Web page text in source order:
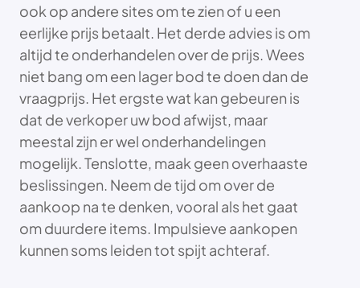
ook op andere sites om te zien of u een
eerlijke prijs betaalt. Het derde advies is om
altijd te onderhandelen over de prijs. Wees
niet bang om een lager bod te doen dan de
vraagprijs. Het ergste wat kan gebeuren is
dat de verkoper uw bod afwijst, maar
meestal zijn er wel onderhandelingen
mogelijk. Tenslotte, maak geen overhaaste
beslissingen. Neem de tijd om over de
aankoop na te denken, vooral als het gaat
om duurdere items. Impulsieve aankopen
kunnen soms leiden tot spijt achteraf.